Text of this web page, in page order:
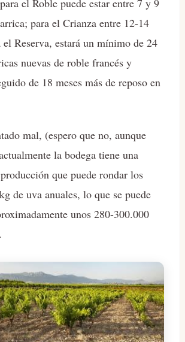
para el Crianza entre 12-14
el Reserva, estará un mínimo de 24
nuevas de roble francés y
de 18 meses más de reposo en
mal, (espero que no, aunque
la bodega tiene una
que puede rondar los
de uva anuales, lo que se puede
unos 280-300.000